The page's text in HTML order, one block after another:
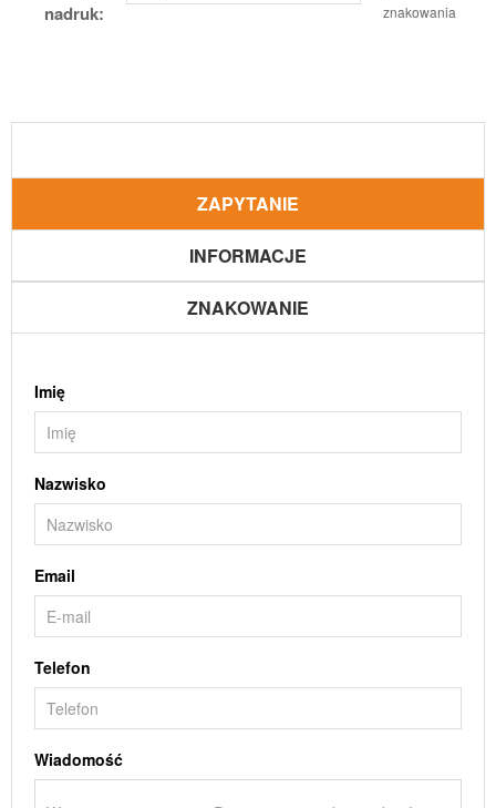
nadruk:
znakowania
ZAPYTANIE
INFORMACJE
ZNAKOWANIE
Imię
Nazwisko
Email
Telefon
Wiadomość